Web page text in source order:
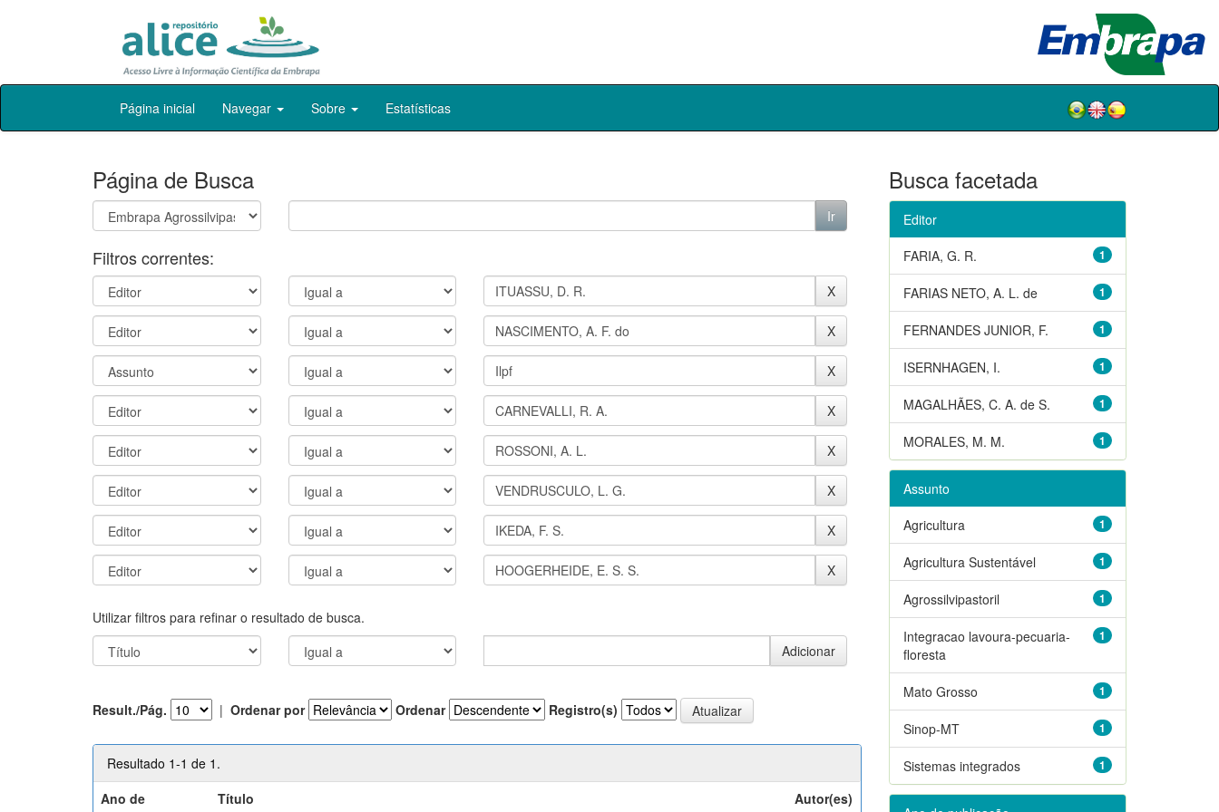
Skip
Página inicial Navegar Sobre Estatísticas
Página de Busca
Filtros correntes:
Utilizar filtros para refinar o resultado de busca.
Result./Pág. | Ordenar por Ordenar Registro(s)
Resultado 1-1 de 1.
Ano de
Título Autor(es)
Busca facetada
Editor
1
FARIA, G. R.
1
FARIAS NETO, A. L. de
1
FERNANDES JUNIOR, F.
1
ISERNHAGEN, I.
1
MAGALHÃES, C. A. de S.
1
MORALES, M. M.
Assunto
1
Agricultura
1
Agricultura Sustentável
1
Agrossilvipastoril
1
Integracao lavoura-pecuaria-
floresta
1
Mato Grosso
1
Sinop-MT
1
Sistemas integrados